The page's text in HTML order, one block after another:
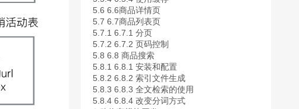
5.6 6.6商品详情页
5.7 6.7商品列表页
5.7.1 6.7.1 分页
5.7.2 6.7.2 页码控制
5.8 6.8 商品搜索
5.8.1 6.8.1 安装和配置
5.8.2 6.8.2 索引文件生成
5.8.3 6.8.3 全文检索的使用
5.8.4 6.8.4 改变分词方式